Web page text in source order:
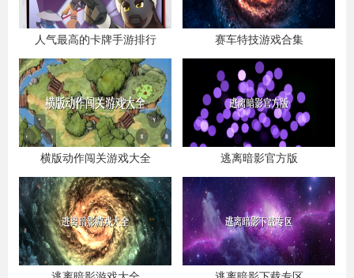
人气最高的卡牌手游排行 赛车特技游戏合集
横版动作闯关游戏大全 逃离暗影官方版